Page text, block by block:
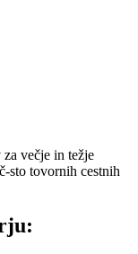
večje in težje
sto tovornih cestnih